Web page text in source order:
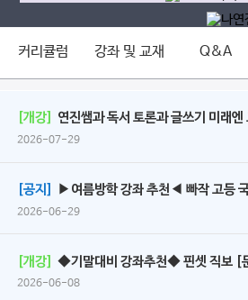
커리큘럼 강좌 및 교재 Q&A
[개강] 연진쌤과 독서 토론과 글쓰기 미래
2026-07-29
[공지] ▶여름방학 강좌 추천◀ 빠작 고등
2026-06-29
[개강] ◆기말대비 강좌추천◆ 핀셋 직보 [
2026-06-08